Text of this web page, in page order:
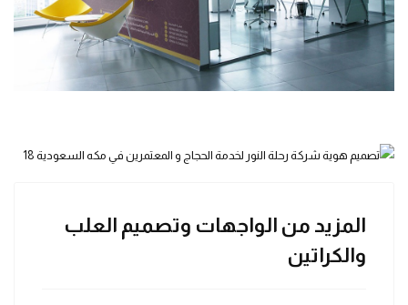
المزيد من الواجهات وتصميم العلب
والكراتين